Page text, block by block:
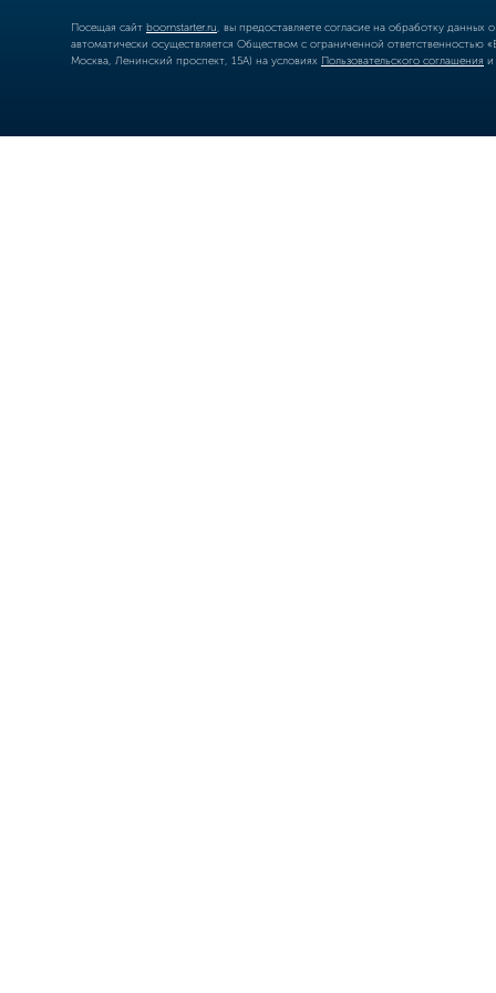
Посещая сайт boomstarter.ru , вы предоставляете согласие на обработку
автоматически осуществляется Обществом с ограниченной
Москва, Ленинский проспект, 15А) на условиях Пользовательского соглашения и